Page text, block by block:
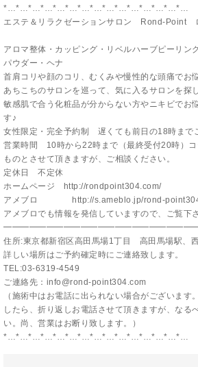
*…*…*…*…*…*…*…*…*…*…*…*…*…*…*…
エステ＆リラクゼーションサロン Rond-Point
アロマ整体・カッピング・リベルハーブピーリン
パウダー・ヘナ
首肩コリや顔のコリ、むくみや慢性的な頭痛でお
あちこちのサロンを巡って、気に入るサロンを探
敏感肌で合う化粧品が分からない方やニキビでお
す♪
女性限定・完全予約制 遅くても前日の18時まで
営業時間 10時から22時まで（最終受付20時）
ものとさせて頂きますが、ご相談ください。
定休日 不定休
ホームページ
http://rondpoint304.com/
アメブロ
http://s.ameblo.jp/rond-
アメブロでも情報を発信していますので、ご覧下
住所:東京都新宿区高田馬場1丁目 高田馬場駅、
詳しい場所はご予約確定時にご連絡致します。
TEL:03-6319-4549
ご連絡先：info@rond-point304.com
（施術中はお電話に出られない場合がございます
したら、折り返しお電話させて頂きますが、なる
い。尚、営業はお断り致します。）
*…*…*…*…*…*…*…*…*…*…*…*…*…*…*…